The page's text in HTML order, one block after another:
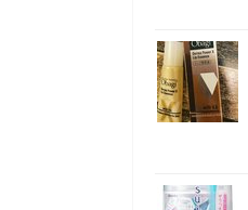
U
N
E
)